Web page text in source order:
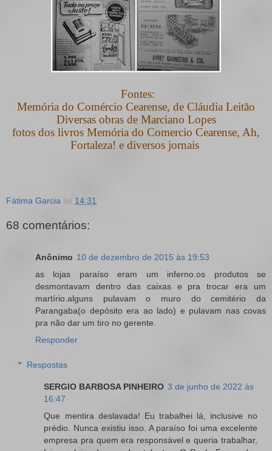
Fontes:
Memória do Comércio Cearense, de Cláudia Leitão
Diversas obras de Marciano Lopes
fotos dos livros Memória do Comercio Cearense, Ah,
Fortaleza! e diversos jornais
Fátima Garcia às 14:31
68 comentários:
Anônimo 10 de dezembro de 2015 às 19:53
as lojas paraíso eram um inferno.os produtos se
desmontavam dentro das caixas e pra trocar era um
martírio.alguns pulavam o muro do cemitério da
Parangaba(o depósito era ao lado) e pulavam nas covas
pra não dar um tiro no gerente.
Responder
Respostas
SERGIO BARBOSA PINHEIRO 3 de junho de 2022 às
16:47
Que mentira deslavada! Eu trabalhei lá, inclusive no
prédio. Nunca existiu isso. A paraíso foi uma excelente
empresa pra quem era responsável e queria trabalhar,